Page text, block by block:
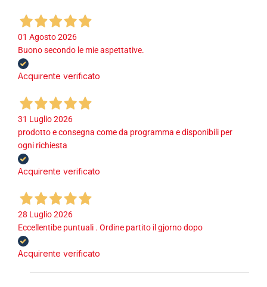
01 Agosto 2026
Buono secondo le mie aspettative.
Acquirente verificato
31 Luglio 2026
prodotto e consegna come da programma e disponibili per
ogni richiesta
Acquirente verificato
28 Luglio 2026
Eccellentibe puntuali . Ordine partito il gjorno dopo
Acquirente verificato